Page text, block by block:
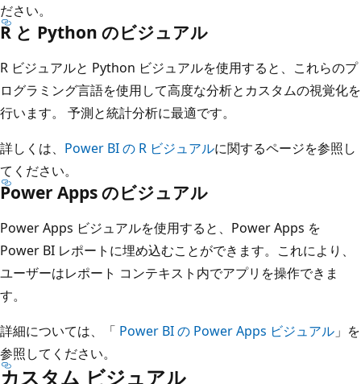
ださい。
R と Python のビジュアル
R ビジュアルと Python ビジュアルを使用すると、これらのプ
ログラミング言語を使用して高度な分析とカスタムの視覚化を
行います。 予測と統計分析に最適です。
詳しくは、 Power BI の R ビジュアルに関するページを参照し
てください。
Power Apps のビジュアル
Power Apps ビジュアルを使用すると、Power Apps を
Power BI レポートに埋め込むことができます。これにより、
ユーザーはレポート コンテキスト内でアプリを操作できま
す。
詳細については、「 Power BI の Power Apps ビジュアル 」を
参照してください。
カスタム ビジュアル